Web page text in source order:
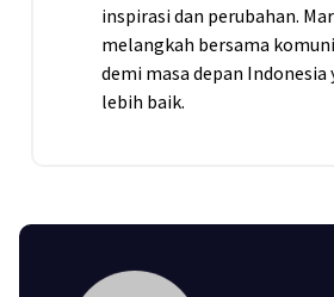
inspirasi dan perubahan.
melangkah bersama
demi masa depan Indonesia
lebih baik.